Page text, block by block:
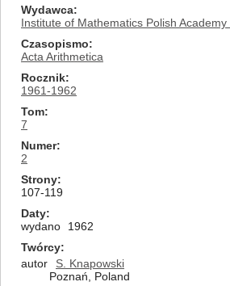
Wydawca
Institute of Mathematics Polish
Czasopismo
Acta Arithmetica
Rocznik
1961-1962
Tom
7
Numer
2
Strony
107-119
Daty
wydano
1962
Twórcy
autor
S. Knapowski
Poznań, Poland